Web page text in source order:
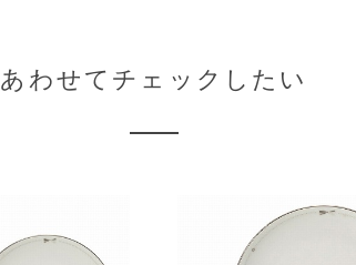
あわせてチェックしたい